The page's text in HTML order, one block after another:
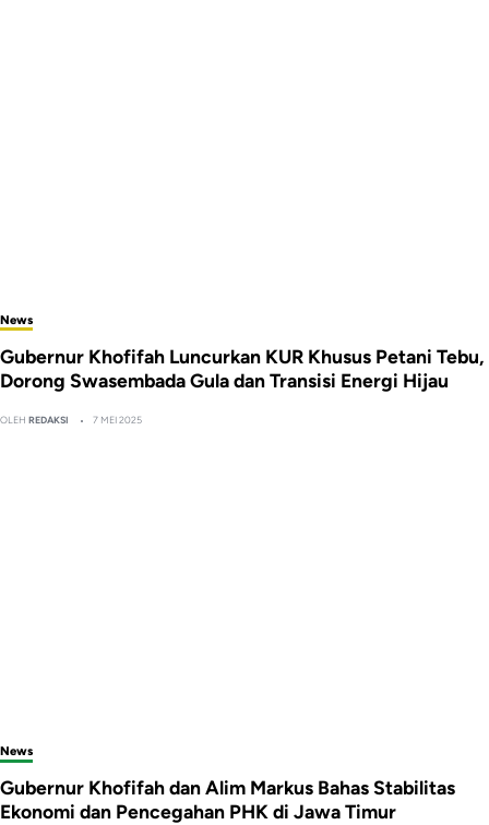
News
Gubernur Khofifah Luncurkan KUR Khusus Petani Tebu,
Dorong Swasembada Gula dan Transisi Energi Hijau
OLEHREDAKSI 7 MEI 2025
News
Gubernur Khofifah dan Alim Markus Bahas Stabilitas
Ekonomi dan Pencegahan PHK di Jawa Timur